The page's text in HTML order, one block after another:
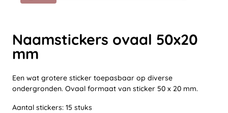
Naamstickers ovaal 50x20
mm
Een wat grotere sticker toepasbaar op diverse
ondergronden. Ovaal formaat van sticker 50 x 20 mm.
Aantal stickers: 15 stuks